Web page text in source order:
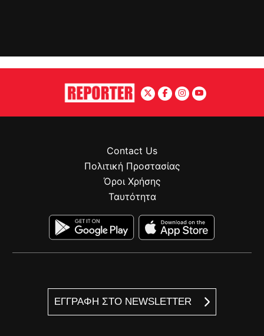
ΕΓΓΡΑΦΗ ΣΤΟ NEWSLETTER
Contact Us
Πολιτική Προστασίας
Όροι Χρήσης
Ταυτότητα